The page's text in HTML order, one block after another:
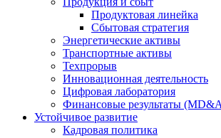
Продуктовая линейка
Сбытовая стратегия
Энергетические активы
Транспортные активы
Техпрорыв
Инновационная деятельность
Цифровая лаборатория
Финансовые результаты
Устойчивое развитие
Кадровая политика